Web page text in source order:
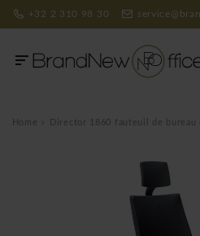
+32 2 310 98 30
Home Director 1860 fauteuil de bureau